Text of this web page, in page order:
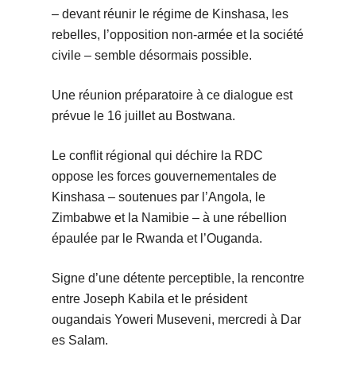
– devant réunir le régime de Kinshasa, les
rebelles, l’opposition non-armée et la société
civile – semble désormais possible.
Une réunion préparatoire à ce dialogue est
prévue le 16 juillet au Bostwana.
Le conflit régional qui déchire la RDC
oppose les forces gouvernementales de
Kinshasa – soutenues par l’Angola, le
Zimbabwe et la Namibie – à une rébellion
épaulée par le Rwanda et l’Ouganda.
Signe d’une détente perceptible, la rencontre
entre Joseph Kabila et le président
ougandais Yoweri Museveni, mercredi à Dar
es Salam.